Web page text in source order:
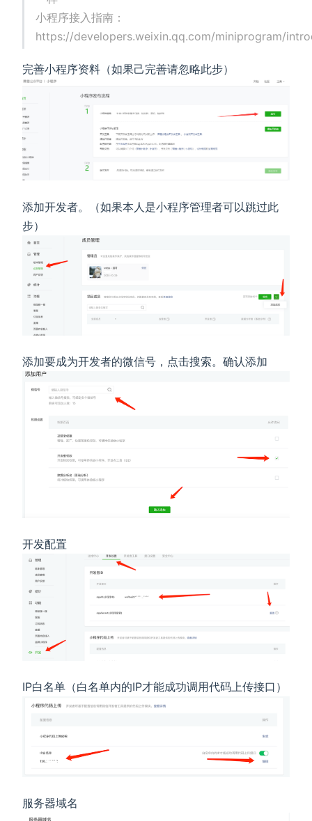
小程序接入指南：
https://developers.weixin.qq.com/miniprogram/
完善小程序资料（如果己完善请忽略此步）
添加开发者。（如果本人是小程序管理者可以跳过此
步）
添加要成为开发者的微信号，点击搜索。确认添加
开发配置
IP白名单（白名单内的IP才能成功调用代码上传接口）
服务器域名